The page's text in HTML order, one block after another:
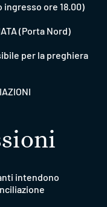
ingresso ore 18.00)
(Porta Nord)
per la preghiera
intendono